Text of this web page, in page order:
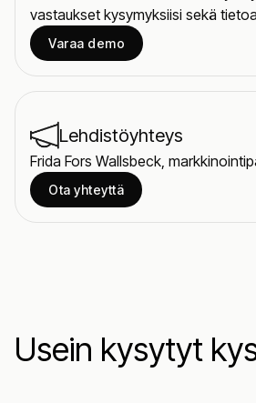
vastaukset kysymyksiisi sekä
Varaa demo
Lehdistöyhteys
Frida Fors Wallsbeck,
Ota yhteyttä
Usein kysytyt